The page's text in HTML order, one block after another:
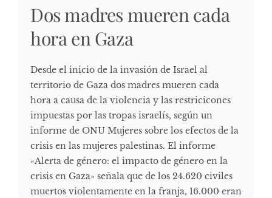
Dos madres mueren cada
hora en Gaza
Desde el inicio de la invasión de Israel al
territorio de Gaza dos madres mueren cada
hora a causa de la violencia y las restricicones
impuestas por las tropas israelís, según un
informe de ONU Mujeres sobre los efectos de la
crisis en las mujeres palestinas. El informe
«Alerta de género: el impacto de género en la
crisis en Gaza» señala que de los 24.620 civiles
muertos violentamente en la franja, 16.000 eran